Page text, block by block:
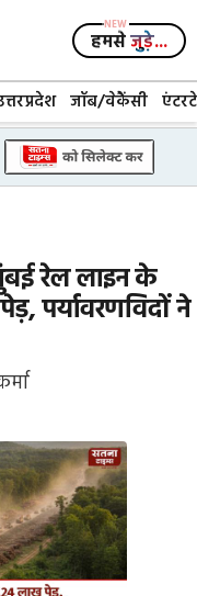
हमसेजुड़े...
जॉब/वेकैंसी
रेल लाइन के
पर्यावरणविदों ने